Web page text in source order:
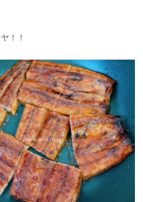
！！